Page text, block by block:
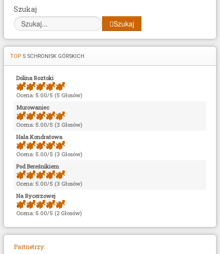
Szukaj
Szukaj
TOP 5 SCHRONISK GÓRSKICH
Dolina Roztoki
Ocena: 5.00/5 (5 Głosów)
Murowaniec
Ocena: 5.00/5 (3 Głosów)
Hala Kondratowa
Ocena: 5.00/5 (3 Głosów)
Pod Bereśnikiem
Ocena: 5.00/5 (3 Głosów)
Na Rycerzowej
Ocena: 5.00/5 (2 Głosów)
Partnetrzy: